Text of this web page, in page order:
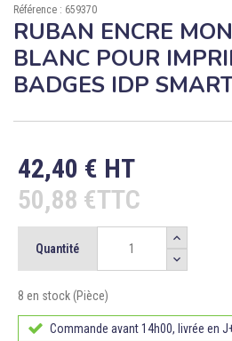
Contact
Référence : 659370
RUBAN ENCRE
BLANC POUR
BADGES IDP
42,40 € HT
50,88 €TTC
Quantité
8 en stock (Pièce)
Commande avant 14h00, livrée en